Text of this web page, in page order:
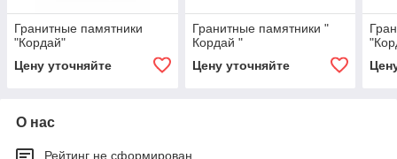
Гранитные памятники
"Кордай"
Цену уточняйте
Гранитные памятники "
Кордай "
Цену уточняйте
О нас
Рейтинг не сформирован